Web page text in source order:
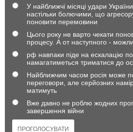
У найближчі місяці удари
настільки болючими, що
поновити перемовини
Цього року не варто чекати
процесу. А от наступного -
рф навпаки піде на ескалацію
намагатиметься триматися до
Найближчим часом росія може
переговори, але серйозних
матимуть
Вже давно не роблю жодних
завершення війни